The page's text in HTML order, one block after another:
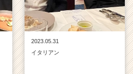
2023.05.31
イタリアン